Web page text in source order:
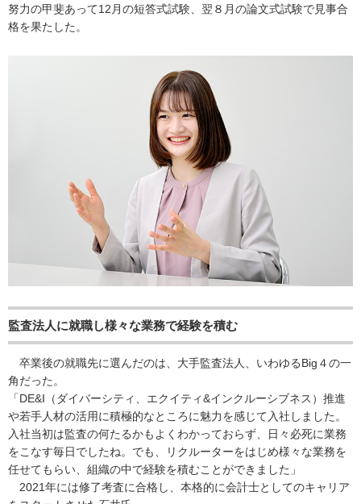
努力の甲斐あって12月の短答式試験、翌８月の論文式試験で見事合
格を果たした。
監査法人に就職し様々な業務で経験を積む
卒業後の就職先に選んだのは、大手監査法人、いわゆるBig４の一
角だった。
「DE&I（ダイバーシティ、エクイティ&インクルーシブネス）推進
や若手人材の活用に積極的なところに魅力を感じて入社しました。
入社当初は監査の何たるかもよくわかっておらず、日々必死に業務
をこなす毎日でしたね。でも、リクルーターをはじめ様々な業務を
任せてもらい、組織の中で経験を積むことができました」
2021年には修了考査に合格し、本格的に会計士としてのキャリア